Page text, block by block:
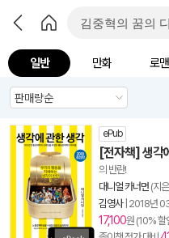
일반 만화 로
ePub
[전자책] 생각
의 반란!
대니얼 카너먼 (지
김영사| 2018년
17,100원 (10%